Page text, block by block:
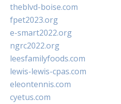
theblvd-boise.com
fpet2023.org
e-smart2022.org
ngrc2022.org
leesfamilyfoods.com
lewis-lewis-cpas.com
eleontennis.com
cyetus.com